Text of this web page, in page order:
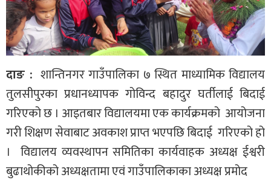
दाङ : शान्तिनगर गाउँपालिका ७ स्थित माध्यामिक विद्यालय
तुलसीपुरका प्रधानध्यापक गोविन्द बहादुर घर्तीलाई बिदाई
गरिएको छ । आइतबार विद्यालयमा एक कार्यक्रमको आयोजना
गरी शिक्षण सेवाबाट अवकाश प्राप्त भएपछि बिदाई गरिएको हो
। विद्यालय व्यवस्थापन समितिका कार्यवाहक अध्यक्ष ईश्वरी
बुढाथोकीको अध्यक्षतामा एवं गाउँपालिकाका अध्यक्ष प्रमोद